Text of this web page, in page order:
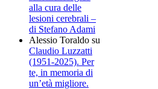
alla cura delle
lesioni cerebrali –
di Stefano Adami
Alessio Toraldo su
Claudio Luzzatti
(1951-2025). Per
te, in memoria di
un’età migliore.